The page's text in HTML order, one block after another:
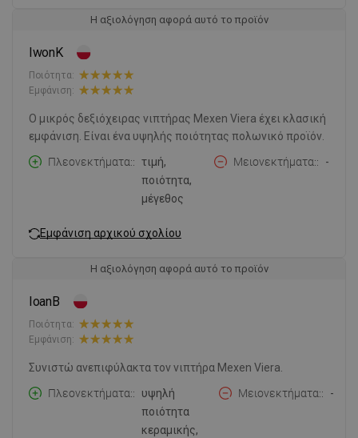
Η αξιολόγηση αφορά αυτό το προϊόν
IwonK
Ποιότητα:
Εμφάνιση:
Ο μικρός δεξιόχειρας νιπτήρας Mexen Viera έχει κλασική
εμφάνιση. Είναι ένα υψηλής ποιότητας πολωνικό προϊόν.
Πλεονεκτήματα:
τιμή,
ποιότητα,
μέγεθος
Μειονεκτήματα: -
Εμφάνιση αρχικού σχολίου
Η αξιολόγηση αφορά αυτό το προϊόν
IoanB
Ποιότητα:
Εμφάνιση:
Συνιστώ ανεπιφύλακτα τον νιπτήρα Mexen Viera.
Πλεονεκτήματα:
υψηλή
ποιότητα
κεραμικής,
Μειονεκτήματα: -